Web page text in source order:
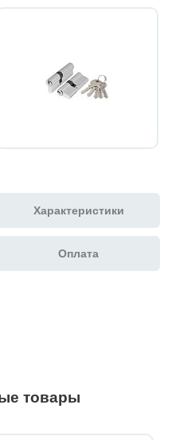
Характеристики
Оплата
товары